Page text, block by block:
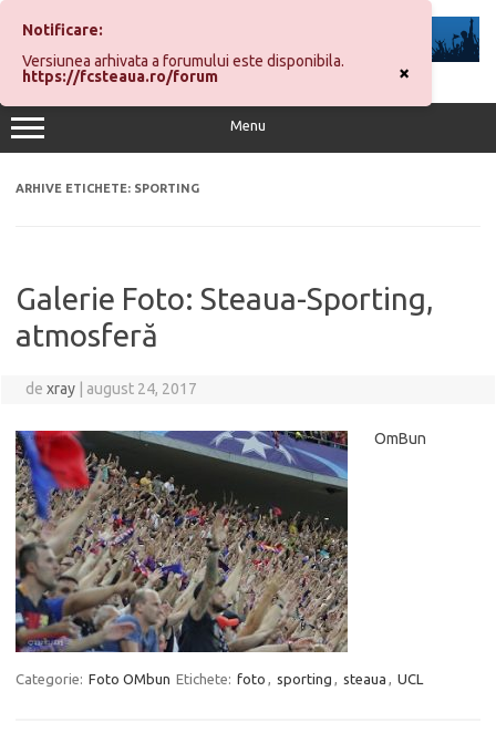
Sari
conținut
Menu
ARHIVE ETICHETE: SPORTING
Galerie Foto: Steaua-Sporting,
atmosferă
de xray august 24, 2017
OmBun
Categorie: Foto OMbun Etichete: foto , sporting , steaua , UCL
×
Notificare:
Versiunea arhivata a forumului este disponibila.
https://fcsteaua.ro/forum